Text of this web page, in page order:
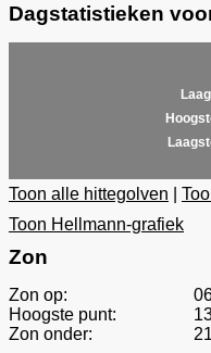
Dagstatistieken
Toon alle hittegolven
Toon Hellmann-grafiek
Zon
Zon op:
Hoogste punt:
Zon onder: